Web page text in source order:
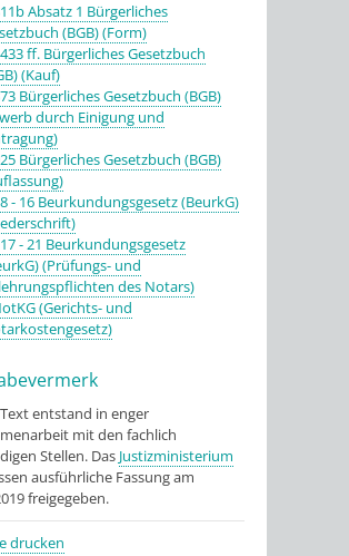
Absatz 1 Bürgerliches
(BGB) (Form)
ff. Bürgerliches Gesetzbuch
(Kauf)
Bürgerliches Gesetzbuch (BGB)
durch Einigung und
Bürgerliches Gesetzbuch (BGB)
- 16 Beurkundungsgesetz (BeurkG)
- 21 Beurkundungsgesetz
(Prüfungs- und
des Notars)
(Gerichts- und
entstand in enger
mit den fachlich
Stellen. Das Justizministerium
ausführliche Fassung am
freigegeben.
drucken